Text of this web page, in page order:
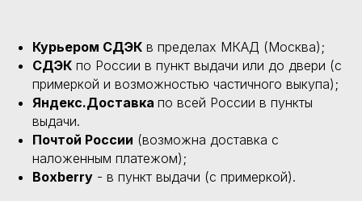
Курьером СДЭК в пределах МКАД (Москва);
СДЭК по России в пункт выдачи или до двери (с
примеркой и возможностью частичного выкупа);
Яндекс.Доставка по всей России в пункты
выдачи.
Почтой России (возможна доставка с
наложенным платежом);
Boxberry - в пункт выдачи (с примеркой).